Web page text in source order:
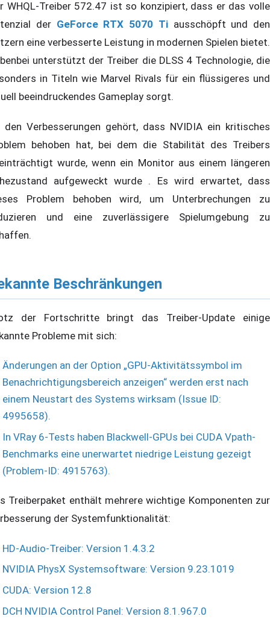
WHQL-Treiber 572.47 ist so konzipiert, dass er das volle
der GeForce RTX 5070 Tiausschöpft und den
eine verbesserte Leistung in modernen Spielen bietet.
unterstützt der Treiber die DLSS 4 Technologie, die
in Titeln wie Marvel Rivals für ein flüssigeres und
beeindruckendes Gameplay sorgt.
den Verbesserungen gehört, dass NVIDIA ein kritisches
behoben hat, bei dem die Stabilität des Treibers
wurde, wenn ein Monitor aus einem längeren
aufgeweckt wurde . Es wird erwartet, dass
Problem behoben wird, um Unterbrechungen zu
und eine zuverlässigere Spielumgebung zu
Beschränkungen
der Fortschritte bringt das Treiber-Update einige
Probleme mit sich:
Änderungen an der Option „GPU-Aktivitätssymbol im
Benachrichtigungsbereich anzeigen“ werden erst nach
einem Neustart des Systems wirksam (Issue ID:
4995658).
In VRay 6-Tests haben Blackwell-GPUs bei CUDA Vpath-
Benchmarks eine unerwartet niedrige Leistung gezeigt
(Problem-ID: 4915763).
Treiberpaket enthält mehrere wichtige Komponenten zur
der Systemfunktionalität:
HD-Audio-Treiber: Version 1.4.3.2
NVIDIA PhysX Systemsoftware: Version 9.23.1019
CUDA: Version 12.8
DCH NVIDIA Control Panel: Version 8.1.967.0